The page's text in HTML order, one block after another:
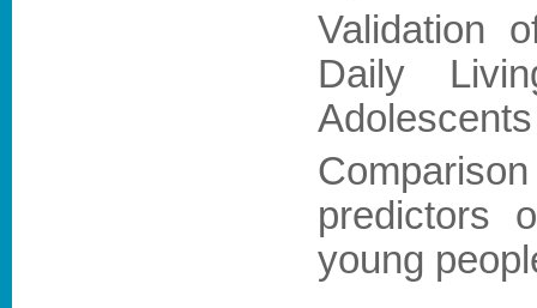
Validation
Daily
predictors
young